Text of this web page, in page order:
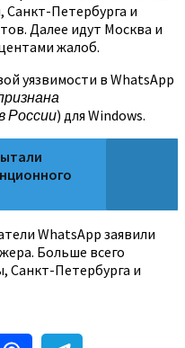
Санкт-Петербурга и
Далее идут Москва и
жалоб.
уязвимости в WhatsApp
России) для Windows.
WhatsApp заявили
Больше всего
Санкт-Петербурга и